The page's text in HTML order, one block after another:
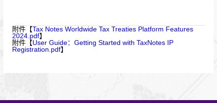
附件【Tax Notes Worldwide Tax Treaties Platform Features
2024.pdf】
附件【User Guide：Getting Started with TaxNotes IP
Registration.pdf】